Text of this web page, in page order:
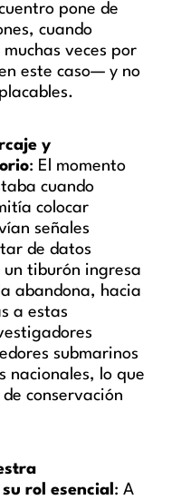
pone de
cuando
veces por
este caso— y no
y
: El momento
cuando
colocar
señales
de datos
un tiburón ingresa
abandona, hacia
a estas
submarinos
nacionales, lo que
conservación
rol esencial : A